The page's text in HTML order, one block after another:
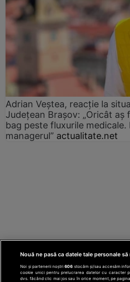
Adrian Veștea, reacție la
Județean Brașov: „Oricât aș
bag peste fluxurile
managerul” actualitate.net
Nouă ne pasă ca datele tale personale
Noi și partenerii noștri606 stocăm și/sau accesăm
cookie unici pentru prelucrarea datelor cu caracter
dvs. făcând clic mai jos sau în orice moment, pe